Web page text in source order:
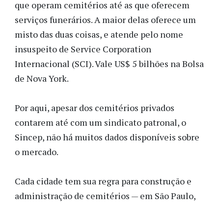
que operam cemitérios até as que oferecem
serviços funerários. A maior delas oferece um
misto das duas coisas, e atende pelo nome
insuspeito de Service Corporation
Internacional (SCI). Vale US$ 5 bilhões na Bolsa
de Nova York.
Por aqui, apesar dos cemitérios privados
contarem até com um sindicato patronal, o
Sincep, não há muitos dados disponíveis sobre
o mercado.
Cada cidade tem sua regra para construção e
administração de cemitérios — em São Paulo,